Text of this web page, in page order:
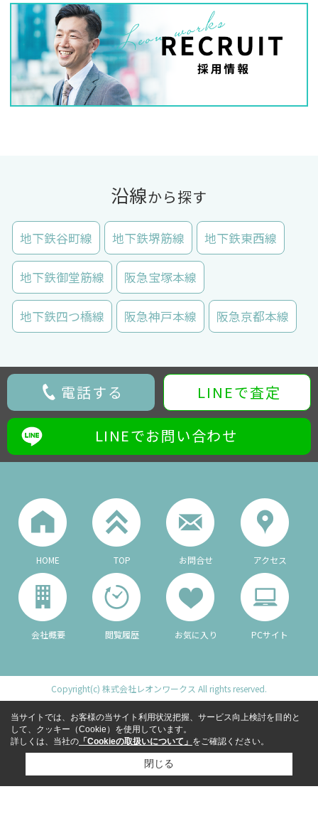
沿線から探す
地下鉄谷町線 地下鉄堺筋線 地下鉄東西線
地下鉄御堂筋線 阪急宝塚本線
地下鉄四つ橋線 阪急神戸本線 阪急京都本線
電話する LINEで査定
LINEでお問い合わせ
HOME TOP お問合せ アクセス
会社概要 閲覧履歴 お気に入り PCサイト
Copyright(c) 株式会社レオンワークス All rights reserved.
当サイトでは、お客様の当サイト利用状況把握、サービス向上検討を目的と
して、クッキー（Cookie）を使用しています。
詳しくは、当社の 「Cookieの取扱いについて」 をご確認ください。
閉じる